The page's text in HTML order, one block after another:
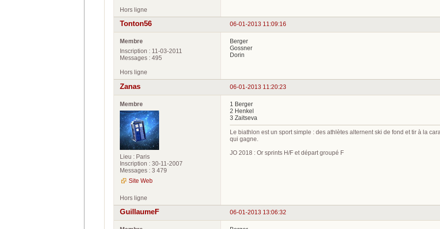
Hors ligne
06-01-2013 11:09:16
Tonton56
Membre
Inscription : 11-03-2011
Messages : 495
Berger
Gossner
Dorin
Hors ligne
06-01-2013 11:20:23
Zanas
Membre
Lieu : Paris
Inscription : 30-11-2007
Messages : 3 479
Site Web
1 Berger
2 Henkel
3 Zaitseva
Le biathlon est un sport simple : des athlètes alternent ski de fond et tir à la
qui gagne.
JO 2018 : Or sprints H/F et départ groupé F
Hors ligne
06-01-2013 13:06:32
GuillaumeF